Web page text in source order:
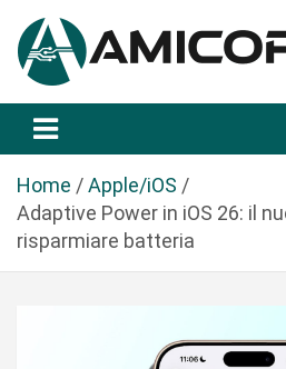
a
Amicopc.com
Home
Apple/iOS
Adaptive Power in iOS 26: il
risparmiare batteria